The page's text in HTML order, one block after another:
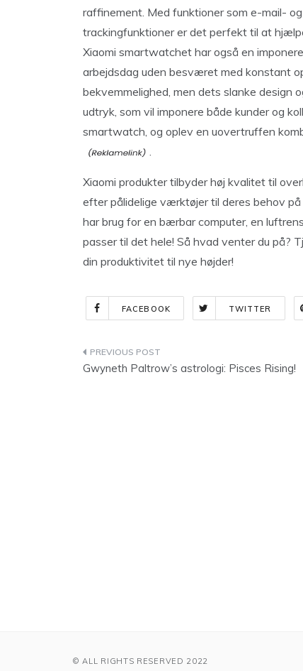
raffinement. Med funktioner som e-mail-
trackingfunktioner er det perfekt til at
Xiaomi smartwatchet har også en
arbejdsdag uden besværet med konstant
bekvemmelighed, men dets slanke design
udtryk, som vil imponere både kunder og
smartwatch, og oplev en uovertruffen
.
Xiaomi produkter tilbyder høj kvalitet til
efter pålidelige værktøjer til deres behov
har brug for en bærbar computer, en
passer til det hele! Så hvad venter du på?
din produktivitet til nye højder!
FACEBOOK TWITTER
Indlægsnavigation
Gwyneth Paltrow’s astrologi: Pisces Rising!
© ALL RIGHTS RESERVED 2022